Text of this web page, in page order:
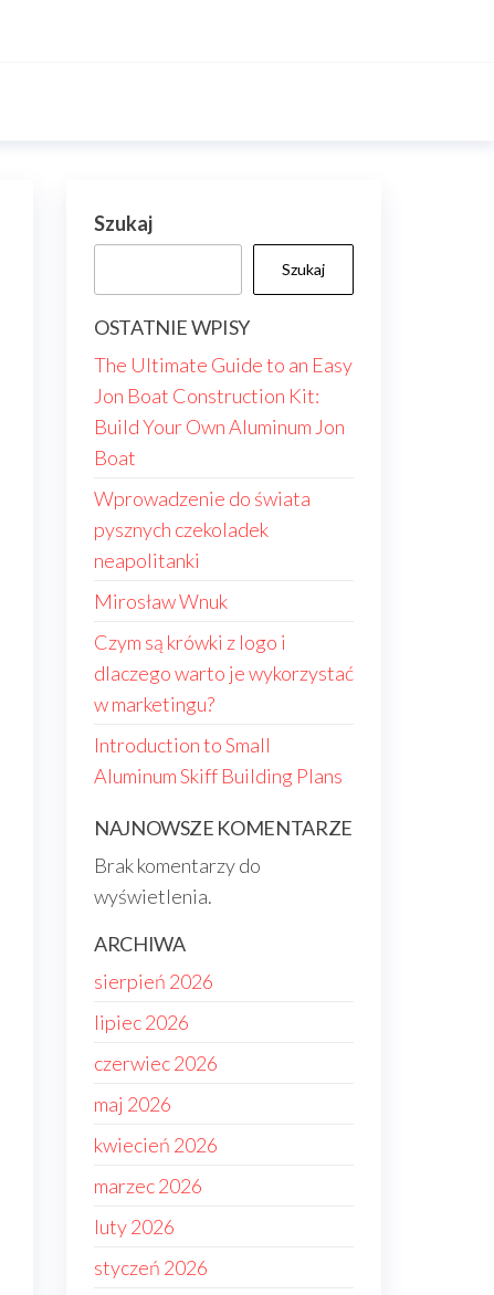
Szukaj
Szukaj
OSTATNIE WPISY
The Ultimate Guide to an Easy
Jon Boat Construction Kit:
Build Your Own Aluminum Jon
Boat
Wprowadzenie do świata
pysznych czekoladek
neapolitanki
Mirosław Wnuk
Czym są krówki z logo i
dlaczego warto je wykorzystać
w marketingu?
Introduction to Small
Aluminum Skiff Building Plans
NAJNOWSZE KOMENTARZE
Brak komentarzy do
wyświetlenia.
ARCHIWA
sierpień 2026
lipiec 2026
czerwiec 2026
maj 2026
kwiecień 2026
marzec 2026
luty 2026
styczeń 2026